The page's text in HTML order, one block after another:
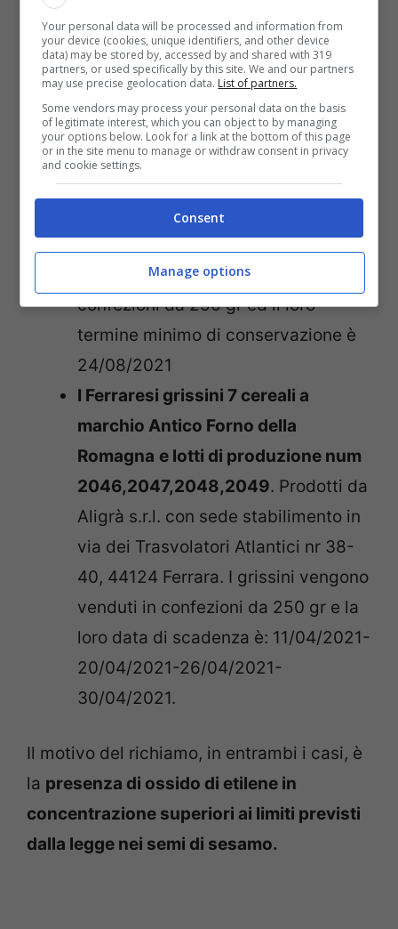
presenza di ossido di etilene
questione sono i seguenti:
Pifferi al sesamo a marchio
Trevisan e lotto di produzione num.
L00824. Prodotti dalla Monviso
Goup s.r.l. con sede stabilimento a
Corneliano d’Alba Reg. Moirane 8/A
e commercializzato dalla Trevisan
s.r.l. I grissini vengono venduti in
confezioni da 250 gr ed il loro
termine minimo di conservazione è
24/08/2021
I Ferraresi grissini 7 cereali a
marchio Antico Forno della
Romagna e lotti di produzione num
2046,2047,2048,2049. Prodotti da
Aligrà s.r.l. con sede stabilimento in
via dei Trasvolatori Atlantici nr 38-
40, 44124 Ferrara. I grissini vengono
venduti in confezioni da 250 gr e la
loro data di scadenza è: 11/04/2021-
20/04/2021-26/04/2021-
30/04/2021.
Il motivo del richiamo, in entrambi i casi, è
la presenza di ossido di etilene in
concentrazione superiori ai limiti previsti
dalla legge nei semi di sesamo.
Your personal data will be processed and information from
your device (cookies, unique identifiers, and other device
data) may be stored by, accessed by and shared with 319
partners, or used specifically by this site. We and our partners
may use precise geolocation data. List of partners.
Some vendors may process your personal data on the basis
of legitimate interest, which you can object to by managing
your options below. Look for a link at the bottom of this page
or in the site menu to manage or withdraw consent in privacy
and cookie settings.
Consent
Manage options